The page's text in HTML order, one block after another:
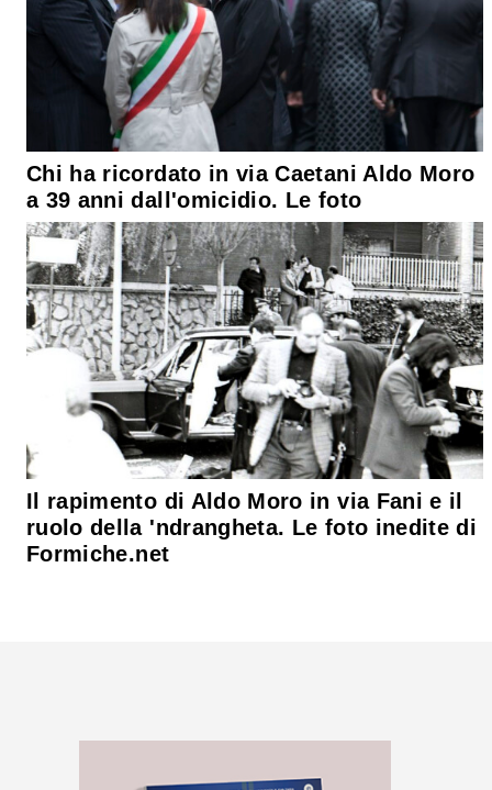
Chi ha ricordato in via Caetani Aldo Moro
a 39 anni dall'omicidio. Le foto
Il rapimento di Aldo Moro in via Fani e il
ruolo della 'ndrangheta. Le foto inedite di
Formiche.net